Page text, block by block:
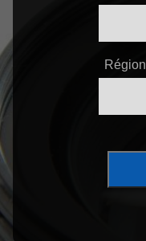
Région